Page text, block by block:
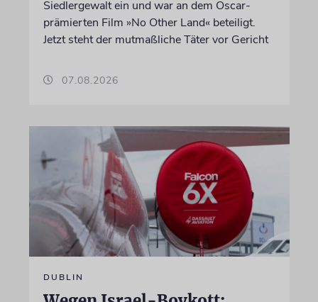
Siedlergewalt ein und war an dem Oscar-
prämierten Film »No Other Land« beteiligt.
Jetzt steht der mutmaßliche Täter vor Gericht
07.08.2026
DUBLIN